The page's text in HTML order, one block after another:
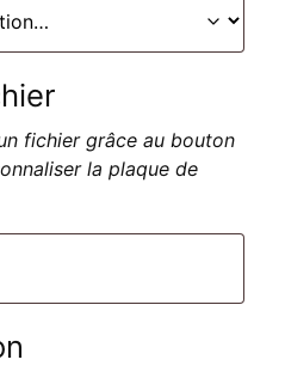
fichier grâce au bouton
la plaque de